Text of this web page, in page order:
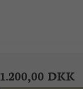
1.200,00 DKK